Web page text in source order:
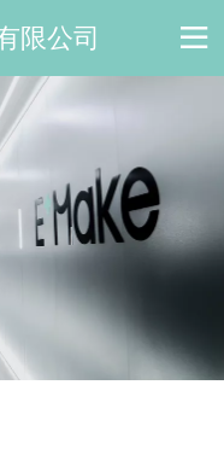
限公司